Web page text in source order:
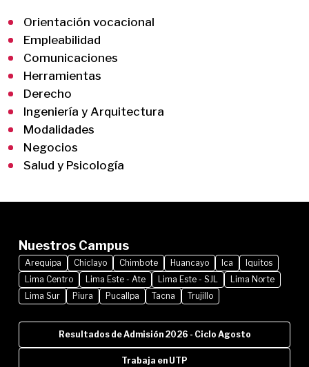
Orientación vocacional
Empleabilidad
Comunicaciones
Herramientas
Derecho
Ingeniería y Arquitectura
Modalidades
Negocios
Salud y Psicología
Nuestros Campus
Arequipa Chiclayo Chimbote Huancayo Ica
Iquitos
Lima Centro
Lima Este - Ate Lima Este - SJL
Lima Norte
Lima Sur
Piura Pucallpa Tacna Trujillo
Resultados de Admisión 2026 - Ciclo Agosto
Trabaja en UTP